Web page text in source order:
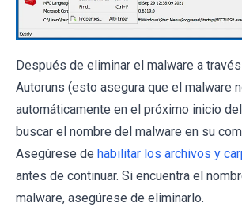
Después de eliminar el malware a
Autoruns (esto asegura que el malware
automáticamente en el próximo inicio
buscar el nombre del malware en su
Asegúrese de habilitar los archivos y
antes de continuar. Si encuentra el
malware, asegúrese de eliminarlo.